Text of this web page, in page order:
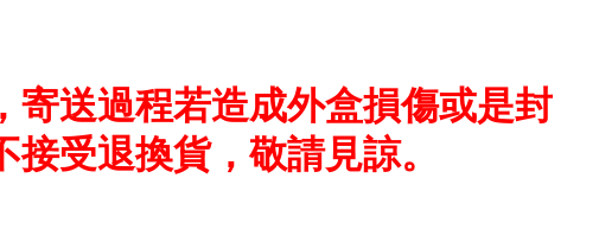
寄送過程若造成外盒損傷或是封
受退換貨，敬請見諒。